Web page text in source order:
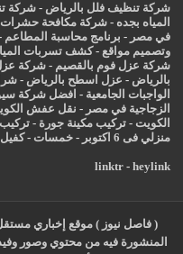
شركة تنظيف فلل بالرياض -شركة
المياه بجده -شركة مكافحة حشرات
في مصر - برنامج محاسبة المطاعم
وتصميم مواقع -كشف تسربات
شركة عزل فوم بالقصيم -شركة
بالرياض - عزل اسطح بالرياض -
الواجبات الجامعية - افضل شركة
الزجاجية في مصر - نقل عفش
الكويت -تركيب مكينة جورة -
منزلي فى 6 اكتوبر
-خمسات -كفيل
linktr- heylink
( فاصل نيوز ) موقع إخباري
المنشورة فيه من محتوي وصور